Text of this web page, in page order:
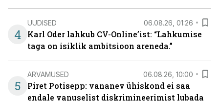
4
UUDISED 06.08.26, 01:26
Karl Oder lahkub CV-Online’ist: “Lahkumise
taga on isiklik ambitsioon areneda.”
5
ARVAMUSED 06.08.26, 10:00
Piret Potisepp: vananev ühiskond ei saa
endale vanuselist diskrimineerimist lubada